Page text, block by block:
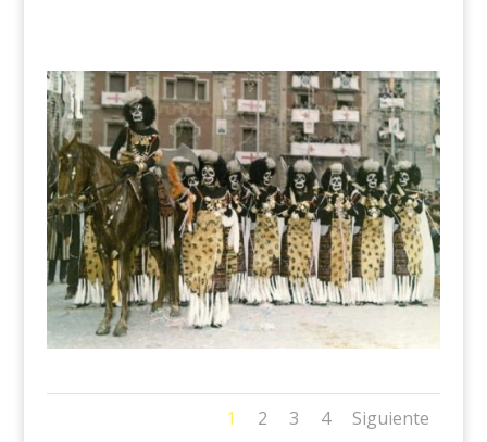
1 2 3 4 Siguiente